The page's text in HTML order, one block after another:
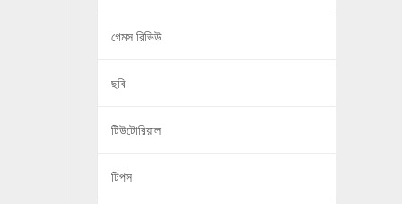
গেমস রিভিউ
ছবি
টিউটোরিয়াল
টিপস